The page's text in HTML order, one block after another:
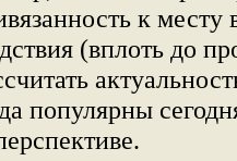
к месту
(вплоть до
популярны